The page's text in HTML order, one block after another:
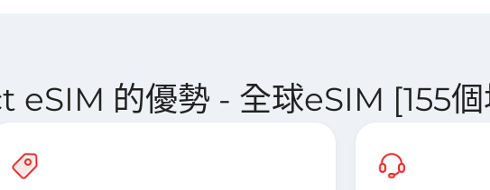
的優勢 - 全球eSIM [155個